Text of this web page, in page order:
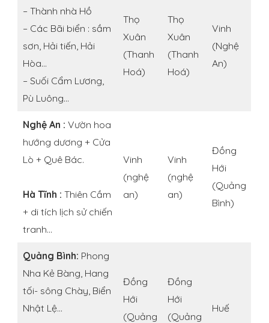
– Thành nhà Hồ
– Các Bãi biển : sầm
sơn, Hải tiến, Hải
Hòa…
– Suối Cẩm Lương,
Pù Luông…
Thọ
Xuân
(Thanh
Hoá)
Thọ
Xuân
(Thanh
Hoá)
Vinh
(Nghệ
An)
Nghệ An : Vườn hoa
hướng dương + Cửa
Lò + Quê Bác.
Hà Tĩnh : Thiên Cầm
+ di tích lịch sử chiến
tranh…
Vinh
(nghệ
an)
Vinh
(nghệ
an)
Đồng
Hới
(Quảng
Bình)
Quảng Bình: Phong
Nha Kẻ Bàng, Hang
tối- sông Chày, Biển
Nhật Lệ…
Đồng
Hới
(Quảng
Đồng
Hới
(Quảng
Huế